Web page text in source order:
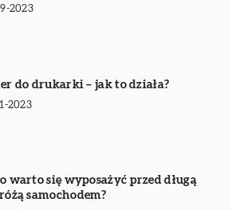
2023
do drukarki – jak to działa?
2023
warto się wyposażyć przed długą
samochodem?